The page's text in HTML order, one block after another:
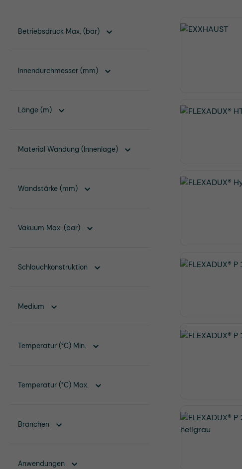
Betriebsdruck Max. (bar)
Innendurchmesser (mm)
Länge (m)
Material Wandung (Innenlage)
Wandstärke (mm)
Vakuum Max. (bar)
Schlauchkonstruktion
Medium
Temperatur (°C) Min.
Temperatur (°C) Max.
Branchen
Anwendungen